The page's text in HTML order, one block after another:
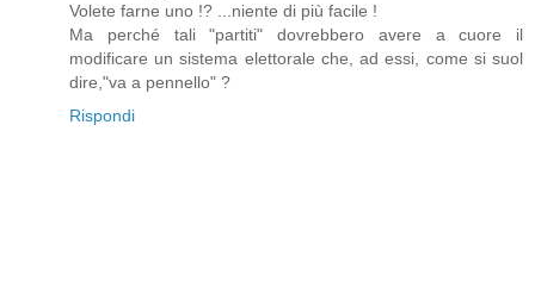
Volete farne uno !? ...niente di più facile !
Ma perché tali "partiti" dovrebbero avere a cuore il
modificare un sistema elettorale che, ad essi, come si suol
dire,"va a pennello" ?
Rispondi